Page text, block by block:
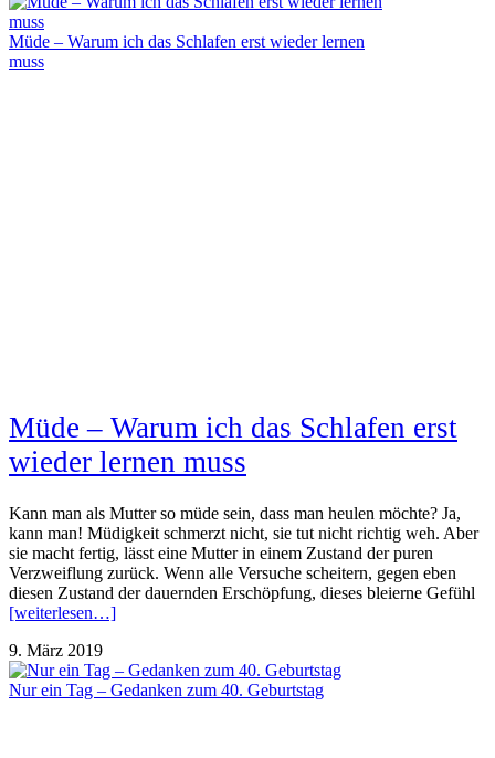
Müde – Warum ich das Schlafen erst wieder lernen
muss
Müde – Warum ich das Schlafen erst
wieder lernen muss
Kann man als Mutter so müde sein, dass man heulen möchte? Ja,
kann man! Müdigkeit schmerzt nicht, sie tut nicht richtig weh. Aber
sie macht fertig, lässt eine Mutter in einem Zustand der puren
Verzweiflung zurück. Wenn alle Versuche scheitern, gegen eben
diesen Zustand der dauernden Erschöpfung, dieses bleierne Gefühl
[weiterlesen…]
9. März 2019
Nur ein Tag – Gedanken zum 40. Geburtstag